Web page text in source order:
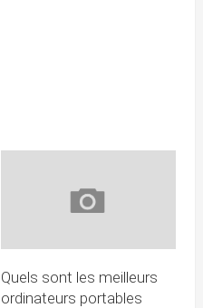
Quels sont les meilleurs
ordinateurs portables